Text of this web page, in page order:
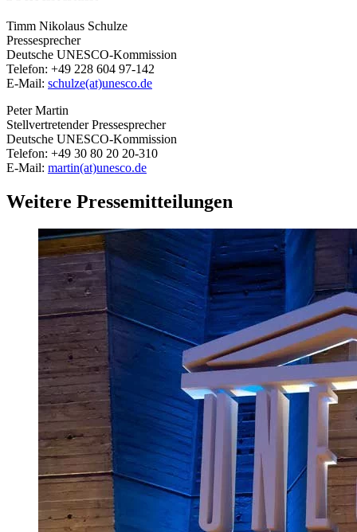
Timm Nikolaus Schulze
Pressesprecher
Deutsche UNESCO-Kommission
Telefon: +49 228 604 97-142
E-Mail: schulze(at)unesco.de
Peter Martin
Stellvertretender Pressesprecher
Deutsche UNESCO-Kommission
Telefon: +49 30 80 20 20-310
E-Mail: martin(at)unesco.de
Weitere Pressemitteilungen